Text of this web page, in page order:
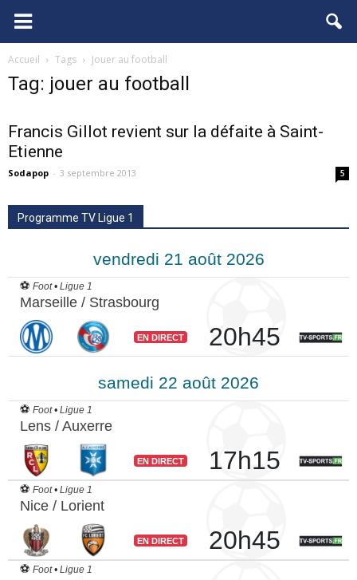
FCGB.net
Accueil Tags Jouer au football
Tag: jouer au football
Francis Gillot revient sur la défaite à Saint-
Etienne
Sodapop - 3 septembre 2013 5
Programme TV Ligue 1